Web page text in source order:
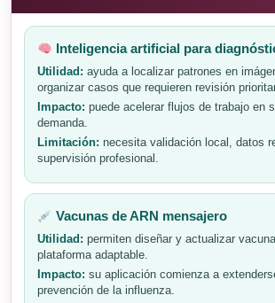
Inteligencia artificial para
Utilidad: ayuda a localizar patrones en
organizar casos que requieren revisión
Impacto: puede acelerar flujos de trabajo en
demanda.
Limitación: necesita validación local, datos
supervisión profesional.
Vacunas de ARN mensajero
Utilidad: permiten diseñar y actualizar
plataforma adaptable.
Impacto: su aplicación comienza a
prevención de la influenza.